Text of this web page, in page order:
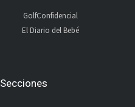
GolfConfidencial
El Diario del Bebé
Secciones